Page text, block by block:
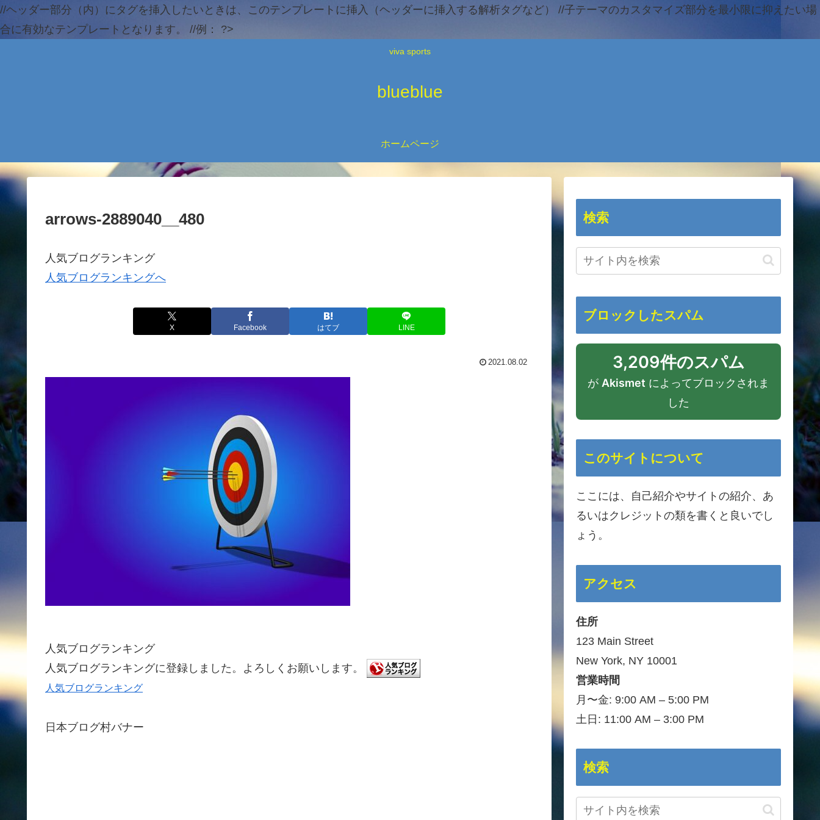
//ヘッダー部分（内）にタグを挿入したいときは、このテンプレートに挿入（ヘッダーに挿入する解析タグなど） //子テーマのカスタマイズ部分を最小限に抑えたい場
合に有効なテンプレートとなります。 //例：
?>
viva sports
blueblue
ホームページ
arrows-2889040__480
人気ブログランキング
人気ブログランキングへ
X Facebook はてブ LINE
2021.08.02
人気ブログランキング
人気ブログランキングに登録しました。よろしくお願いします。
人気ブログランキング
日本ブログ村バナー
検索
ブロックしたスパム
3,209件のスパム
が Akismet によってブロックされま
した
このサイトについて
ここには、自己紹介やサイトの紹介、あ
るいはクレジットの類を書くと良いでし
ょう。
アクセス
住所
123 Main Street
New York, NY 10001
営業時間
月〜金: 9:00 AM – 5:00 PM
土日: 11:00 AM – 3:00 PM
検索